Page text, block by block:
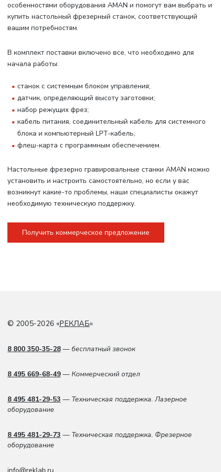
особенностями оборудования AMAN и помогут вам выбрать и
купить настольный фрезерный станок, соответствующий
вашим потребностям.
В комплект поставки включено все, что необходимо для
начала работы:
станок с системным блоком управления;
датчик, определяющий высоту заготовки;
набор режущих фрез;
кабель питания, соединительный кабель для системного
блока и компьютерный LPT-кабель;
флеш-карта с программным обеспечением.
Настольные фрезерно гравировальные станки AMAN можно
установить и настроить самостоятельно, но если у вас
возникнут какие-то проблемы, наши специалисты окажут
необходимую техническую поддержку.
Получить коммерческое предложение
© 2005-2026 «РЕКЛАБ»
8 800 350-35-28 — бесплатный звонок
8 495 669-68-49 — Коммерческий отдел
8 495 481-29-53 — Техническая поддержка. Лазерное
оборудование
8 495 481-29-73 — Техническая поддержка. Фрезерное
оборудование